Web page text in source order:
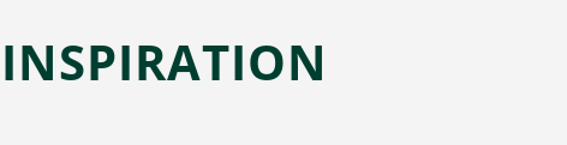
INSPIRATION